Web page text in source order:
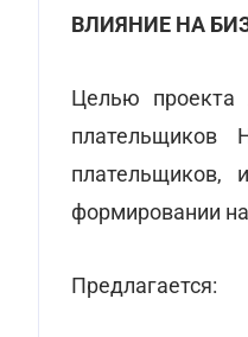
ВЛИЯНИЕ НА
Целью проекта
плательщиков,
формировании
Предлагается: